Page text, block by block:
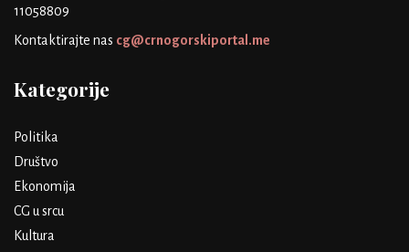
11058809
Kontaktirajte nas cg@crnogorskiportal.me
Kategorije
Politika
Društvo
Ekonomija
CG u srcu
Kultura